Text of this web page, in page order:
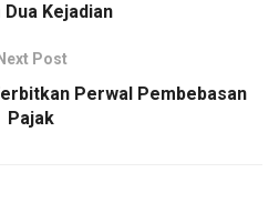
Dua Kejadian
Next Post
Perwal Pembebasan
Pajak